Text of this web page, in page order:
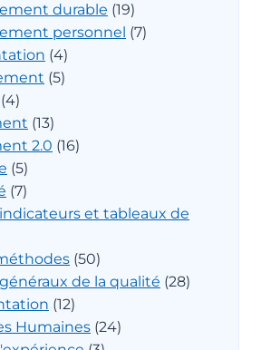
durable (19)
personnel (7)
(4)
(5)
(4)
(13)
2.0 (16)
(5)
(7)
et tableaux de
(50)
de la qualité (28)
(12)
Humaines (24)